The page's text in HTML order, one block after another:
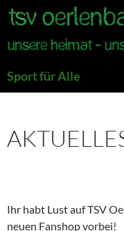
Zum
Inhalt
springen
Sport für Alle
Ihr habt Lust auf TSV
neuen Fanshop vorbei!